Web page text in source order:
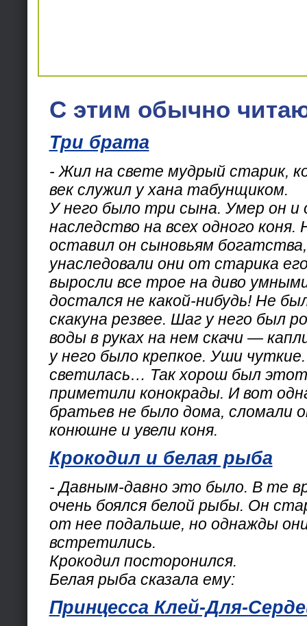
С этим обычно
Три брата
- Жил на свете мудрый старик,
век служил у хана табунщиком.
У него было три сына. Умер он и
наследство на всех одного коня.
оставил он сыновьям
унаследовали они от старика
выросли все трое на диво
достался не какой-нибудь! Не
скакуна резвее. Шаг у него был
воды в руках на нем скачи —
у него было крепкое. Уши
светилась… Так хорош был этот
приметили конокрады. И вот
братьев не было дома, сломали
конюшне и увели коня.
Крокодил и белая рыба
- Давным-давно это было. В те
очень боялся белой рыбы. Он
от нее подальше, но однажды
встретились.
Крокодил посторонился.
Белая рыба сказала ему:
Принцесса Клей-Для-